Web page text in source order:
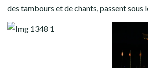
des tambours et de chants, passent sous